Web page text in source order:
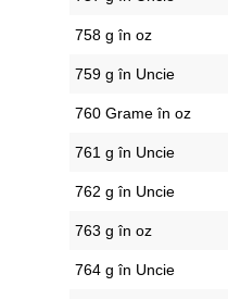
758 g în oz
759 g în Uncie
760 Grame în oz
761 g în Uncie
762 g în Uncie
763 g în oz
764 g în Uncie